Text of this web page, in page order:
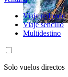
Viaje redondo
Viaje sencillo
Multidestino
Solo vuelos directos